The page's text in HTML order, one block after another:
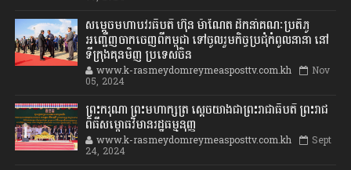
សម្តេចមហាបវរធិបតី ហ៊ុន ម៉ាណែត ដឹកនាំគណៈប្រតិភូ
អញ្ជើញចាកចេញពីកម្ពុជា ទៅចូលរួមកិច្ចប្រជុំកំពូលនានា នៅ
ទីក្រុងគុនមិញ ប្រទេសចិន
www.k-rasmeydomreymeasposttv.com.kh Nov
05, 2024
ព្រះករុណា ព្រះមហាក្សត្រ ស្តេចយាងជាព្រះរាជាធិបតី ព្រះរាជ
ពិធីសម្ពោធវិមានរដ្ឋធម្មនុញ្ញ
www.k-rasmeydomreymeasposttv.com.kh Sept
24, 2024